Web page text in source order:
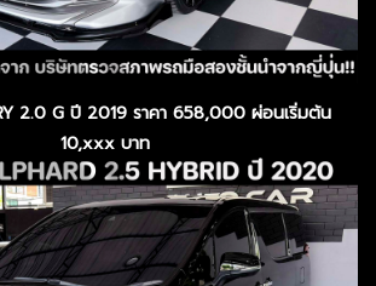
2.0 G ปี 2019 ราคา 658,000 ผ่อนเริ่มต้น
10,xxx บาท